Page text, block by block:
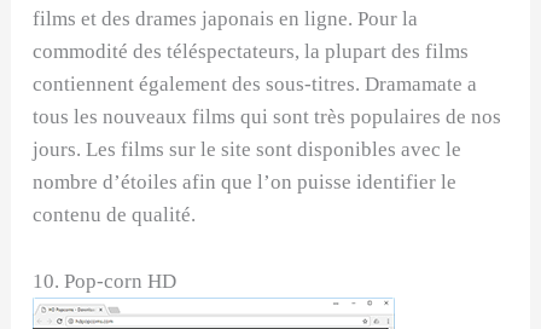
films et des drames japonais en ligne. Pour la
commodité des téléspectateurs, la plupart des films
contiennent également des sous-titres. Dramamate a
tous les nouveaux films qui sont très populaires de nos
jours. Les films sur le site sont disponibles avec le
nombre d’étoiles afin que l’on puisse identifier le
contenu de qualité.
10. Pop-corn HD